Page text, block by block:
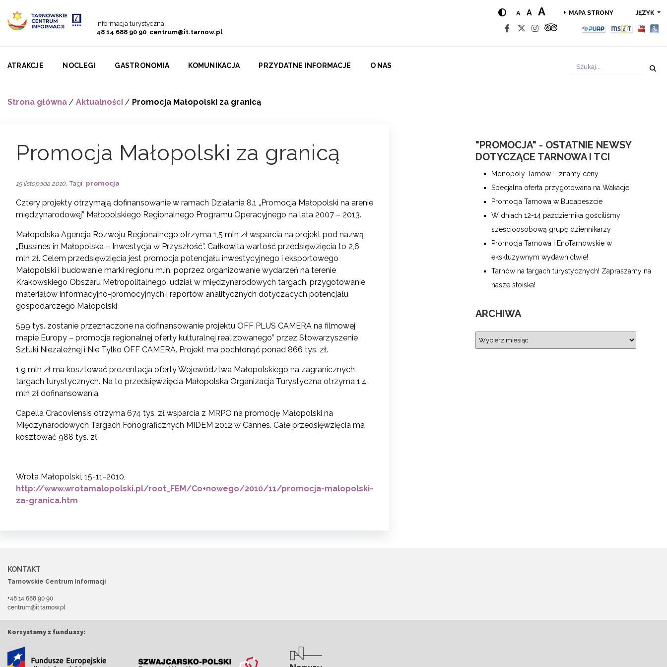
Informacja turystyczna:
48 14 688 90 90, centrum@it.tarnow.pl
A A A MAPA STRONY JĘZYK
ATRAKCJE NOCLEGI GASTRONOMIA KOMUNIKACJA PRZYDATNE INFORMACJE O NAS
Strona główna / Aktualności / Promocja Małopolski za granicą
Promocja Małopolski za granicą
15 listopada 2010 , Tagi: promocja
Cztery projekty otrzymają dofinansowanie w ramach Działania 8.1 „Promocja Małopolski na arenie
międzynarodowej” Małopolskiego Regionalnego Programu Operacyjnego na lata 2007 – 2013.
Małopolska Agencja Rozwoju Regionalnego otrzyma 1,5 mln zł wsparcia na projekt pod nazwą
„Bussines in Małopolska – Inwestycja w Przyszłość”. Całkowita wartość przedsięwzięcia to 2,6
mln zł. Celem przedsięwzięcia jest promocja potencjału inwestycyjnego i eksportowego
Małopolski i budowanie marki regionu m.in. poprzez organizowanie wydarzeń na terenie
Krakowskiego Obszaru Metropolitalnego, udział w międzynarodowych targach, przygotowanie
materiałów informacyjno-promocyjnych i raportów analitycznych dotyczących potencjału
gospodarczego Małopolski
599 tys. zostanie przeznaczone na dofinansowanie projektu OFF PLUS CAMERA na filmowej
mapie Europy – promocja regionalnej oferty kulturalnej realizowanego” przez Stowarzyszenie
Sztuki Niezależnej i Nie Tylko OFF CAMERA. Projekt ma pochłonąć ponad 866 tys. zł.
1,9 mln zł ma kosztować prezentacja oferty Województwa Małopolskiego na zagranicznych
targach turystycznych. Na to przedsięwzięcia Małopolska Organizacja Turystyczna otrzyma 1,4
mln zł dofinansowania.
Capella Cracoviensis otrzyma 674 tys. zł wsparcia z MRPO na promocję Małopolski na
Międzynarodowych Targach Fonograficznych MIDEM 2012 w Cannes. Całe przedsięwzięcia ma
kosztować 988 tys. zł
Wrota Małopolski, 15-11-2010,
http://www.wrotamalopolski.pl/root_FEM/Co+nowego/2010/11/promocja-malopolski-
za-granica.htm
"PROMOCJA" - OSTATNIE NEWSY
DOTYCZĄCE TARNOWA I TCI
Monopoly Tarnów – znamy ceny
Specjalna oferta przygotowana na Wakacje!
Promocja Tarnowa w Budapeszcie
W dniach 12-14 października gościliśmy
sześcioosobową grupę dziennikarzy
Promocja Tarnowa i EnoTarnowskie w
ekskluzywnym wydawnictwie!
Tarnów na targach turystycznych! Zapraszamy na
nasze stoiska!
ARCHIWA
KONTAKT
Tarnowskie Centrum Informacji
+48 14 688 90 90
centrum@it.tarnow.pl
Korzystamy z funduszy: